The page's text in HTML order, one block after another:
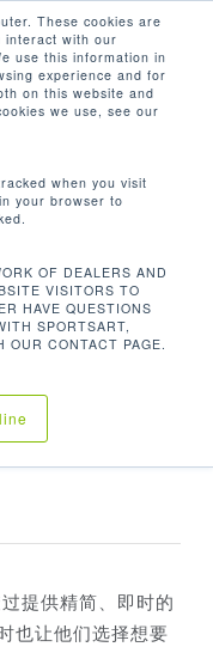
These cookies are
interact with our
use this information in
experience and for
on this website and
we use, see our
when you visit
your browser to
OF DEALERS AND
VISITORS TO
HAVE QUESTIONS
SPORTSART,
OUR CONTACT PAGE.
search
户选择，以确
待机时的电力消
户能够快速、高
握其运动进度
提供精简、即时的
也让他们选择想要
Close
Menu